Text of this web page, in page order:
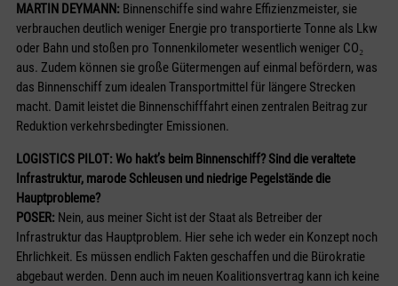
MARTIN DEYMANN: Binnenschiffe sind wahre Effizienzmeister, sie
verbrauchen deutlich weniger Energie pro transportierte Tonne als Lkw
oder Bahn und stoßen pro Tonnenkilometer wesentlich weniger CO₂
aus. Zudem können sie große Gütermengen auf einmal befördern, was
das Binnenschiff zum idealen Transportmittel für längere Strecken
macht. Damit leistet die Binnenschifffahrt einen zentralen Beitrag zur
Reduktion verkehrsbedingter Emissionen.
LOGISTICS PILOT: Wo hakt’s beim Binnenschiff? Sind die veraltete
Infrastruktur, marode Schleusen und niedrige Pegelstände die
Hauptprobleme?
POSER: Nein, aus meiner Sicht ist der Staat als Betreiber der
Infrastruktur das Hauptproblem. Hier sehe ich weder ein Konzept noch
Ehrlichkeit. Es müssen endlich Fakten geschaffen und die Bürokratie
abgebaut werden. Denn auch im neuen Koalitionsvertrag kann ich keine